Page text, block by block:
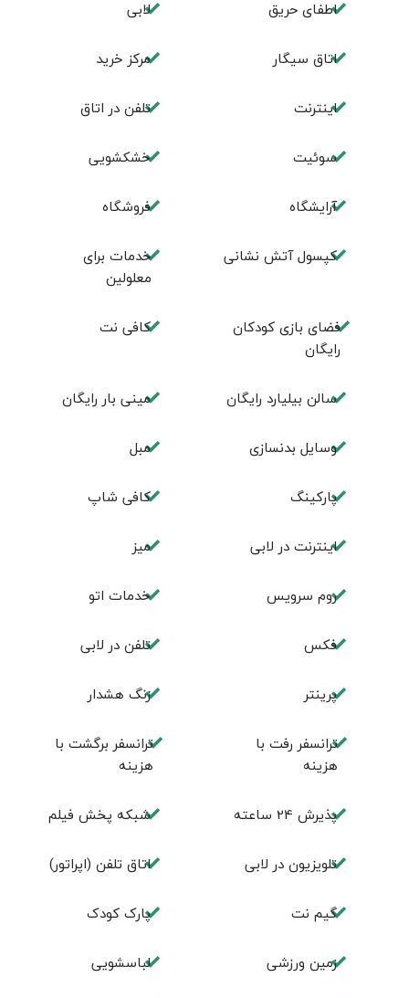
اطفای حریق لابی
اتاق سیگار مرکز خرید
اینترنت تلفن در اتاق
سوئیت خشکشویی
آرایشگاه فروشگاه
کپسول آتش نشانی
خدمات برای
معلولین
فضای بازی کودکان
رایگان
کافی نت
سالن بیلیارد رایگان مینی بار رایگان
وسایل بدنسازی مبل
پاركينگ كافی شاپ
اينترنت در لابی ميز
روم سرويس خدمات اتو
فكس تلفن در لابی
پرینتر زنگ هشدار
ترانسفر رفت با
هزینه
ترانسفر برگشت با
هزینه
پذیرش 24 ساعته شبکه پخش فیلم
تلویزیون در لابی اتاق تلفن (اپراتور)
گیم نت پارک کودک
زمین ورزشی لباسشویی